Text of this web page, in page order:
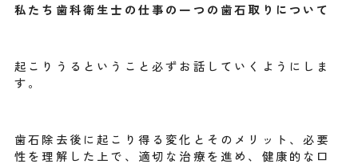
私たち歯科衛生士の仕事の一つの歯石取りについて
起こりうるということ必ずお話していくようにしま
す。
歯石除去後に起こり得る変化とそのメリット、必要
性を理解した上で、適切な治療を進め、健康的な口